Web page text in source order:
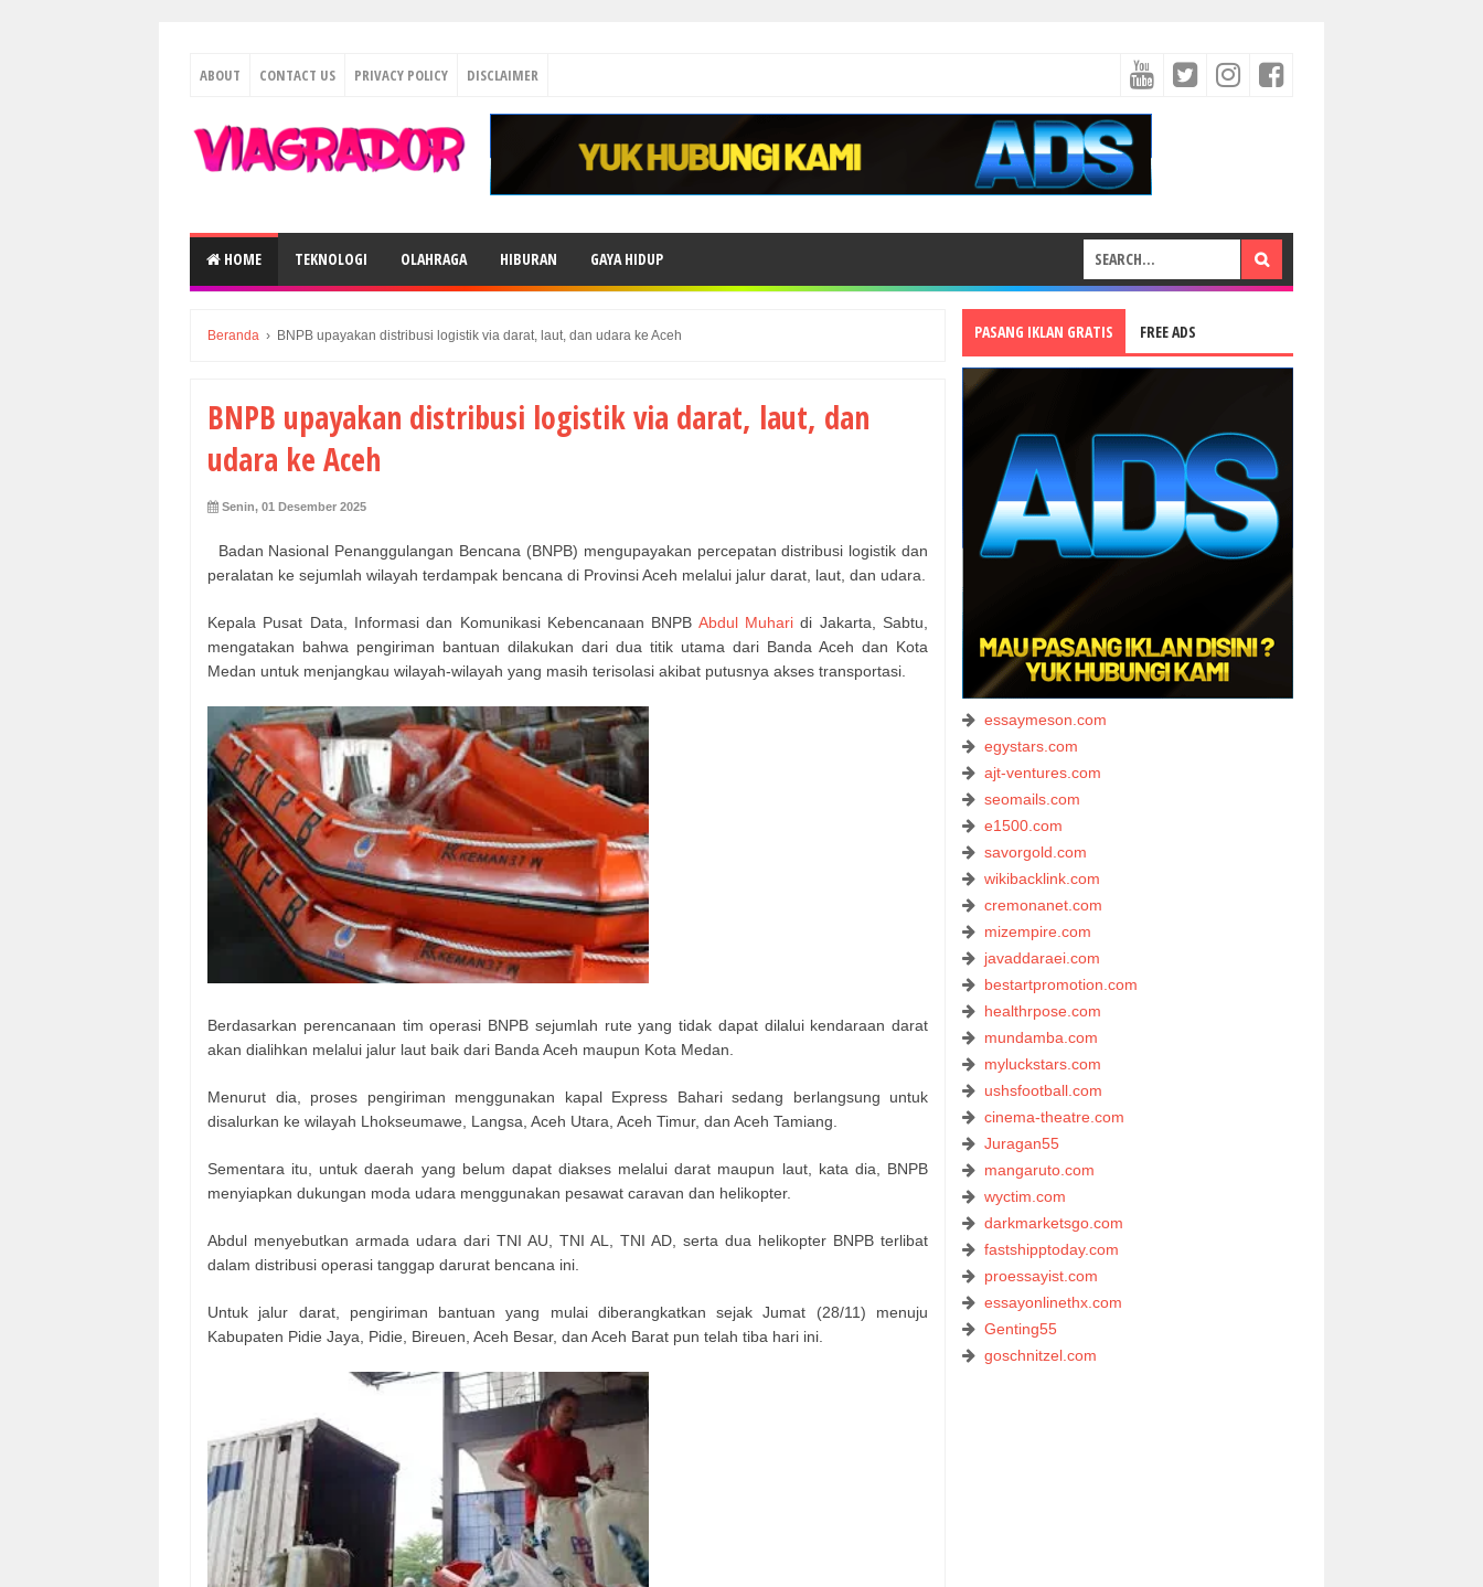
ABOUT CONTACT US PRIVACY POLICY DISCLAIMER
HOME TEKNOLOGI OLAHRAGA HIBURAN GAYA HIDUP
Beranda › BNPB upayakan distribusi logistik via darat, laut, dan udara ke Aceh
BNPB upayakan distribusi logistik via darat, laut, dan
udara ke Aceh
Senin, 01 Desember 2025
Badan Nasional Penanggulangan Bencana (BNPB) mengupayakan percepatan distribusi logistik dan
peralatan ke sejumlah wilayah terdampak bencana di Provinsi Aceh melalui jalur darat, laut, dan udara.
Kepala Pusat Data, Informasi dan Komunikasi Kebencanaan BNPB Abdul Muharidi Jakarta, Sabtu,
mengatakan bahwa pengiriman bantuan dilakukan dari dua titik utama dari Banda Aceh dan Kota
Medan untuk menjangkau wilayah-wilayah yang masih terisolasi akibat putusnya akses transportasi.
Berdasarkan perencanaan tim operasi BNPB sejumlah rute yang tidak dapat dilalui kendaraan darat
akan dialihkan melalui jalur laut baik dari Banda Aceh maupun Kota Medan.
Menurut dia, proses pengiriman menggunakan kapal Express Bahari sedang berlangsung untuk
disalurkan ke wilayah Lhokseumawe, Langsa, Aceh Utara, Aceh Timur, dan Aceh Tamiang.
Sementara itu, untuk daerah yang belum dapat diakses melalui darat maupun laut, kata dia, BNPB
menyiapkan dukungan moda udara menggunakan pesawat caravan dan helikopter.
Abdul menyebutkan armada udara dari TNI AU, TNI AL, TNI AD, serta dua helikopter BNPB terlibat
dalam distribusi operasi tanggap darurat bencana ini.
Untuk jalur darat, pengiriman bantuan yang mulai diberangkatkan sejak Jumat (28/11) menuju
Kabupaten Pidie Jaya, Pidie, Bireuen, Aceh Besar, dan Aceh Barat pun telah tiba hari ini.
PASANG IKLAN GRATIS FREE ADS
essaymeson.com
egystars.com
ajt-ventures.com
seomails.com
e1500.com
savorgold.com
wikibacklink.com
cremonanet.com
mizempire.com
javaddaraei.com
bestartpromotion.com
healthrpose.com
mundamba.com
myluckstars.com
ushsfootball.com
cinema-theatre.com
Juragan55
mangaruto.com
wyctim.com
darkmarketsgo.com
fastshipptoday.com
proessayist.com
essayonlinethx.com
Genting55
goschnitzel.com